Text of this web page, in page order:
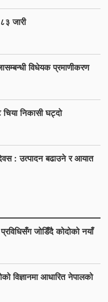
जारी
विधेयक प्रमाणीकरण
निकासी घट्दो
: उत्पादन बढाउने र आयात
जोडिँदै कोदोको नयाँ
विज्ञानमा आधारित नेपालको